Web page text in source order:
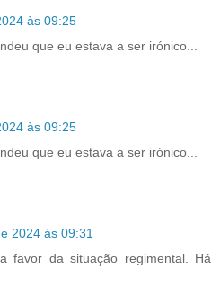
às 09:25
que eu estava a ser irónico...
às 09:25
que eu estava a ser irónico...
2024 às 09:31
favor da situação regimental. Há